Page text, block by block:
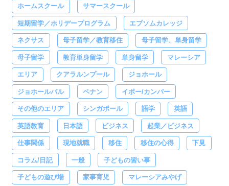
ホームスクール サマースクール
短期留学／ホリデープログラム エプソムカレッジ
ネクサス 母子留学／教育移住 母子留学、単身留学
母子留学 教育単身留学 単身留学 マレーシア
エリア クアラルンプール ジョホール
ジョホールバル ペナン イポー/カンパー
その他のエリア シンガポール 語学 英語
英語教育 日本語 ビジネス 起業／ビジネス
仕事関係 現地就職 移住 移住の心得 下見
コラム/日記 一般 子どもの習い事
子どもの遊び場 家事育児 マレーシアみやげ